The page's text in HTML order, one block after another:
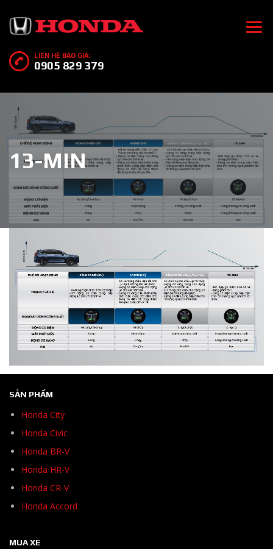
LIÊN HỆ BÁO GIÁ:
0905 829 379
13-MIN
SẢN PHẨM
Honda City
Honda Civic
Honda BR-V
Honda HR-V
Honda CR-V
Honda Accord
MUA XE